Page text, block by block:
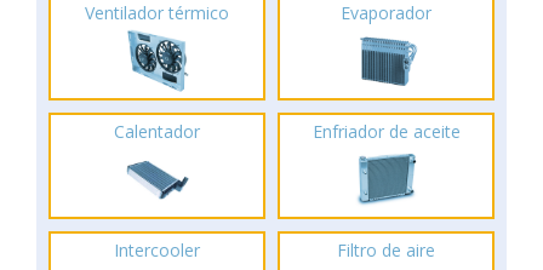
Ventilador térmico Evaporador
Calentador Enfriador de aceite
Intercooler Filtro de aire